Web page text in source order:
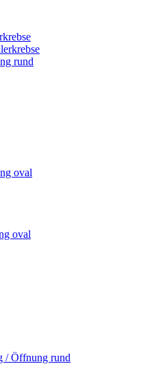
rund
oval
oval
/ Öffnung rund